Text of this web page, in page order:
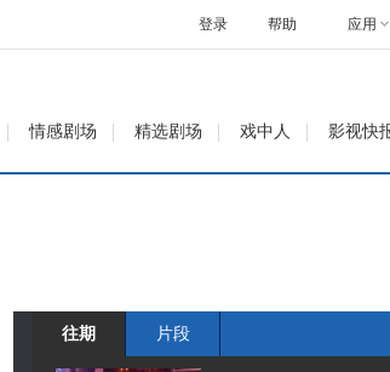
帮助 应用
登录
情感剧场 精选剧场 戏中人 影视快
往期 片段